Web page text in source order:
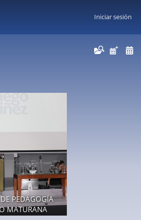
Iniciar sesión
PEDAGOGÍA
MATURANA